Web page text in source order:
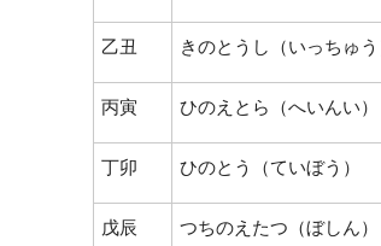
乙丑 きのとうし（いっちゅう
丙寅 ひのえとら（へいんい）
丁卯 ひのとう（ていぼう）
戊辰 つちのえたつ（ぼしん）